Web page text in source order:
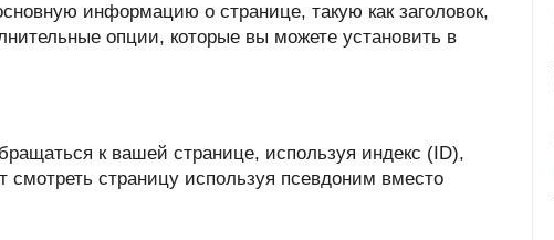
информацию о странице, такую как заголовок,
опции, которые вы можете установить в
к вашей странице, используя индекс (ID),
смотреть страницу используя псевдоним вместо